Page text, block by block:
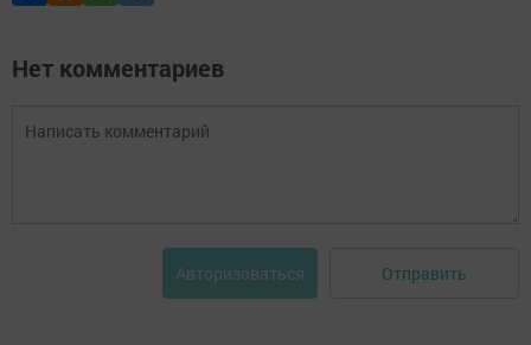
Нет комментариев
Авторизоваться Отправить